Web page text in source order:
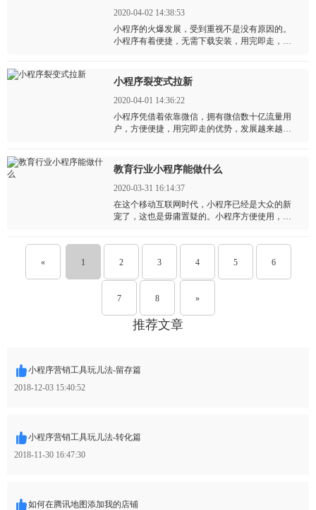
2020-04-02 14:38:53
小程序的火爆发展，受到重视不是没有原因的。
小程序有着便捷，无需下载安装，用完即走，流
也是有许多商家开发了小程序，却不知道该怎么
运营，不知道该怎么使用它？
小程序裂变式拉新
2020-04-01 14:36:22
小程序凭借着依靠微信，拥有微信数十亿流量用
户，方便便捷，用完即走的优势，发展越来越火
谓是越来越高！
教育行业小程序能做什么
2020-03-31 16:14:37
在这个移动互联网时代，小程序已经是大众的新
宠了，这也是毋庸置疑的。小程序方便使用，操
型了。
« 1 2 3 4 5 6
7 8 »
推荐文章
小程序营销工具玩儿法-留存篇
2018-12-03 15:40:52
小程序营销工具玩儿法-转化篇
2018-11-30 16:47:30
如何在腾讯地图添加我的店铺